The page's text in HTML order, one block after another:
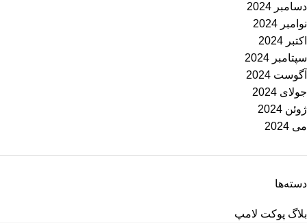
دسامبر 2024
نوامبر 2024
اکتبر 2024
سپتامبر 2024
آگوست 2024
جولای 2024
ژوئن 2024
می 2024
دسته‌ها
بلاگ پوکت لامپ